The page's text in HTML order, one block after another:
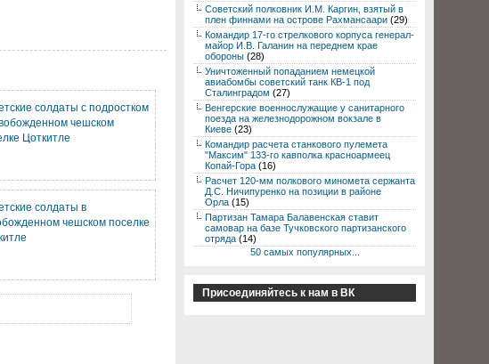
солдаты с подростком
чешском
Цоткитле
солдаты в
чешском поселке
Советский полковник И.М. Каргин, взятый в
плен финнами на острове Рахмансаари (29)
Командир 17-го стрелкового корпуса генерал-
майор И.В. Галанин на переднем крае
обороны (28)
Уничтоженный попаданием немецкой
авиабомбы советский танк КВ-1 под
Сталинградом (27)
Венгерские военнослужащие у санитарного
поезда на железнодорожном вокзале в
Киеве (23)
Командир расчета станкового пулемета
"Максим" 133-го кавполка красноармеец
Копай-Гора (16)
Расчет 120-мм полкового миномета сержанта
Д.С. Ничипуренко на позиции в районе
Орла (15)
Партизан Тамара Балавенская ставит
самовар на базе Тучковского партизанского
отряда (14)
50 самых популярных...
Присоединяйтесь к нам в ВК